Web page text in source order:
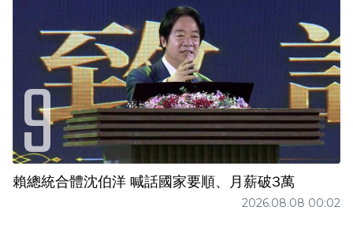
賴總統合體沈伯洋 喊話國家要順、月薪破3萬
2026.08.08 00:02